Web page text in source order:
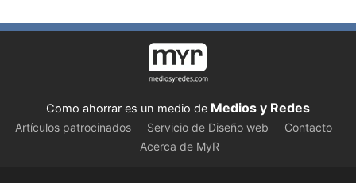
Como ahorrar es un medio de Medios y Redes
Artículos patrocinados Servicio de Diseño web
Contacto
Acerca de MyR